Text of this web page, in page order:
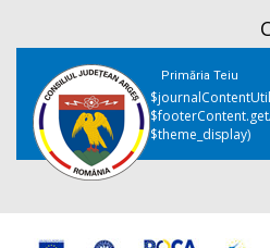
Primăria Teiu
$theme_display)